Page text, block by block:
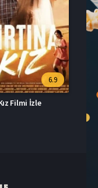
6.9
Filmi İzle